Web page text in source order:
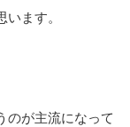
ます。
のが主流になって